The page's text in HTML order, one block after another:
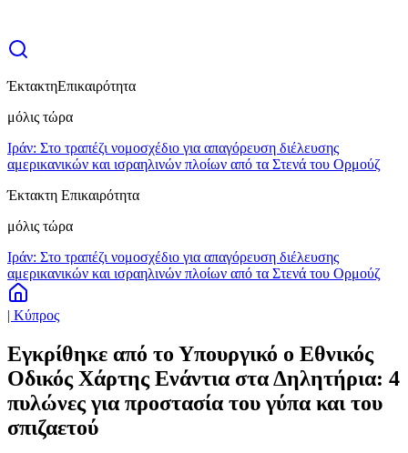
ΈκτακτηΕπικαιρότητα
μόλις τώρα
Ιράν: Στο τραπέζι νομοσχέδιο για απαγόρευση διέλευσης
αμερικανικών και ισραηλινών πλοίων από τα Στενά του Ορμούζ
Έκτακτη Επικαιρότητα
μόλις τώρα
Ιράν: Στο τραπέζι νομοσχέδιο για απαγόρευση διέλευσης
αμερικανικών και ισραηλινών πλοίων από τα Στενά του Ορμούζ
| Κύπρος
Εγκρίθηκε από το Υπουργικό ο Εθνικός
Οδικός Χάρτης Ενάντια στα Δηλητήρια: 4
πυλώνες για προστασία του γύπα και του
σπιζαετού